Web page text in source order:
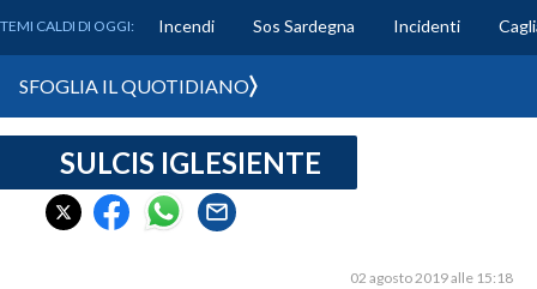
CRONACA SARDEGNA
CAGLIARI
TEMI CALDI DI OGGI: Incendi Sos Sardegna Incidenti
SFOGLIA IL QUOTIDIANO
SULCIS IGLESIENTE
02 agosto 2019 alle 15:18